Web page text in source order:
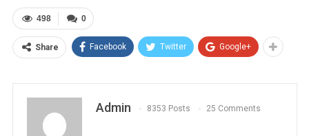
0
498
Share Facebook Twitter Google+
Admin 8353 Posts 25 Comments